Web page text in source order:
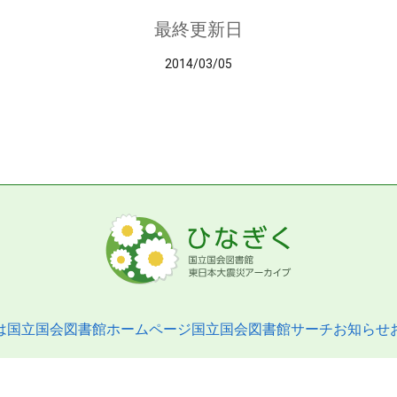
最終更新日
2014/03/05
国立国会図書館ホームページ国立国会図書館サーチお知らせ